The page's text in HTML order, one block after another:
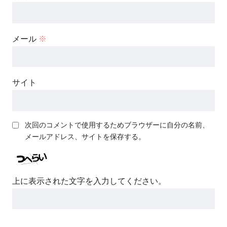
メール ※
サイト
次回のコメントで使用するためブラウザーに自分の名前、
メールアドレス、サイトを保存する。
上に表示された文字を入力してください。